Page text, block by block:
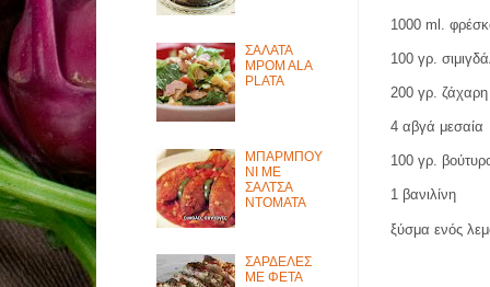
1000 ml .
100 γρ.
200 γρ. ζάχαρη
4 αβγά μεσαία
100 γρ.
1 βανιλίνη
ξύσμα ενός
ΣΑΛΑΤΑ
MPOM ALA
PLATA
ΜΠΑΡΜΠΟΥ
ΝΙ ΜΕ
ΣΑΛΤΣΑ
ΝΤΟΜΑΤΑ
ΣΑΡΔΕΛΕΣ
ΜΕ ΦΕΤΑ